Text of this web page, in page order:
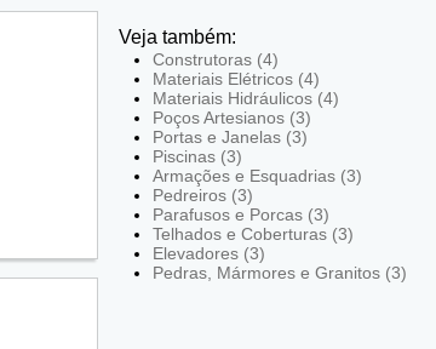
Veja também:
Construtoras (4)
Materiais Elétricos (4)
Materiais Hidráulicos (4)
Poços Artesianos (3)
Portas e Janelas (3)
Piscinas (3)
Armações e Esquadrias (3)
Pedreiros (3)
Parafusos e Porcas (3)
Telhados e Coberturas (3)
Elevadores (3)
Pedras, Mármores e Granitos (3)